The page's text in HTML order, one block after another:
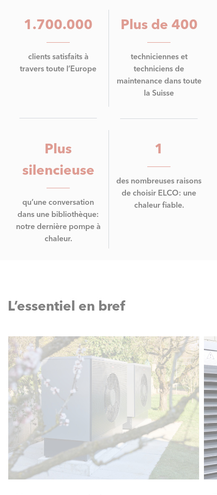
1.700.000
clients satisfaits à
travers toute l’Europe
Plus de 400
techniciennes et
techniciens de
maintenance dans toute
la Suisse
Plus
silencieuse
qu’une conversation
dans une bibliothèque:
notre dernière pompe à
chaleur.
1
des nombreuses raisons
de choisir ELCO: une
chaleur fiable.
L’essentiel en bref